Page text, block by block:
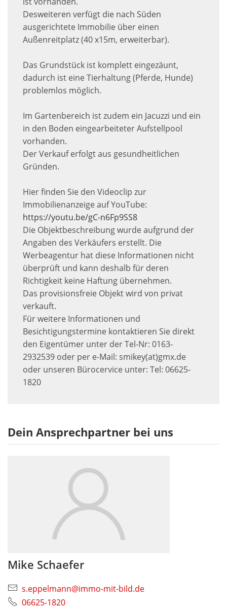
Desweiteren verfügt die nach Süden
ausgerichtete Immobilie über einen
Außenreitplatz (40 x15m, erweiterbar).
Das Grundstück ist komplett eingezäunt,
dadurch ist eine Tierhaltung (Pferde, Hunde)
problemlos möglich.
Im Gartenbereich ist zudem ein Jacuzzi und ein
in den Boden eingearbeiteter Aufstellpool
vorhanden.
Der Verkauf erfolgt aus gesundheitlichen
Gründen.
Hier finden Sie den Videoclip zur
Immobilienanzeige auf YouTube:
https://youtu.be/gC-n6Fp9SS8
Die Objektbeschreibung wurde aufgrund der
Angaben des Verkäufers erstellt. Die
Werbeagentur hat diese Informationen nicht
überprüft und kann deshalb für deren
Richtigkeit keine Haftung übernehmen.
Das provisionsfreie Objekt wird von privat
verkauft.
Für weitere Informationen und
Besichtigungstermine kontaktieren Sie direkt
den Eigentümer unter der Tel-Nr: 0163-
2932539 oder per e-Mail: smikey(at)gmx.de
oder unseren Bürocervice unter: Tel: 06625-
1820
Dein Ansprechpartner bei uns
Mike Schaefer
s.eppelmann@immo-mit-bild.de
06625-1820